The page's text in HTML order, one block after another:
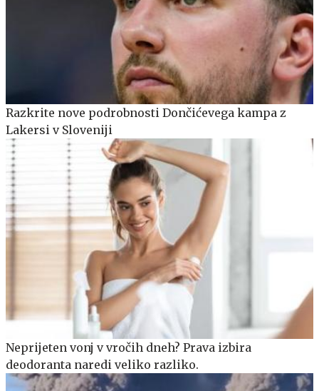
Razkrite nove podrobnosti Dončićevega kampa z
Lakersi v Sloveniji
Neprijeten vonj v vročih dneh? Prava izbira
deodoranta naredi veliko razliko.